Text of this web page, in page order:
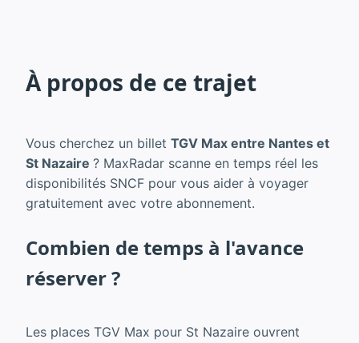
À propos de ce trajet
Vous cherchez un billet TGV Max entre Nantes et
St Nazaire ? MaxRadar scanne en temps réel les
disponibilités SNCF pour vous aider à voyager
gratuitement avec votre abonnement.
Combien de temps à l'avance
réserver ?
Les places TGV Max pour St Nazaire ouvrent